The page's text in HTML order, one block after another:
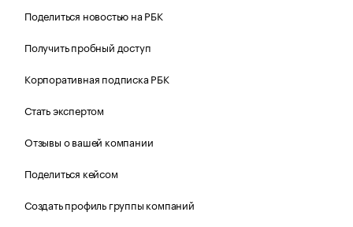
Поделиться новостью на РБК
Получить пробный доступ
Корпоративная подписка РБК
Стать экспертом
Отзывы о вашей компании
Поделиться кейсом
Создать профиль группы компаний